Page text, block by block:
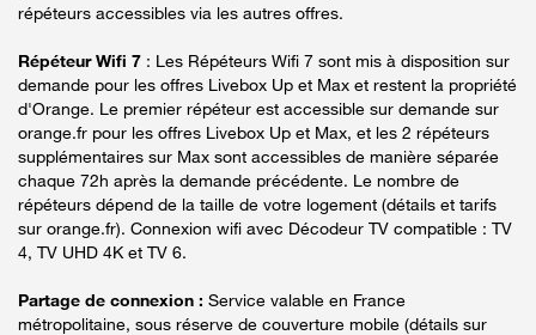
répéteurs accessibles via les autres offres.
Répéteur Wifi 7 : Les Répéteurs Wifi 7 sont mis à disposition sur
demande pour les offres Livebox Up et Max et restent la propriété
d'Orange. Le premier répéteur est accessible sur demande sur
orange.fr pour les offres Livebox Up et Max, et les 2 répéteurs
supplémentaires sur Max sont accessibles de manière séparée
chaque 72h après la demande précédente. Le nombre de
répéteurs dépend de la taille de votre logement (détails et tarifs
sur orange.fr). Connexion wifi avec Décodeur TV compatible : TV
4, TV UHD 4K et TV 6.
Partage de connexion : Service valable en France
métropolitaine, sous réserve de couverture mobile (détails sur